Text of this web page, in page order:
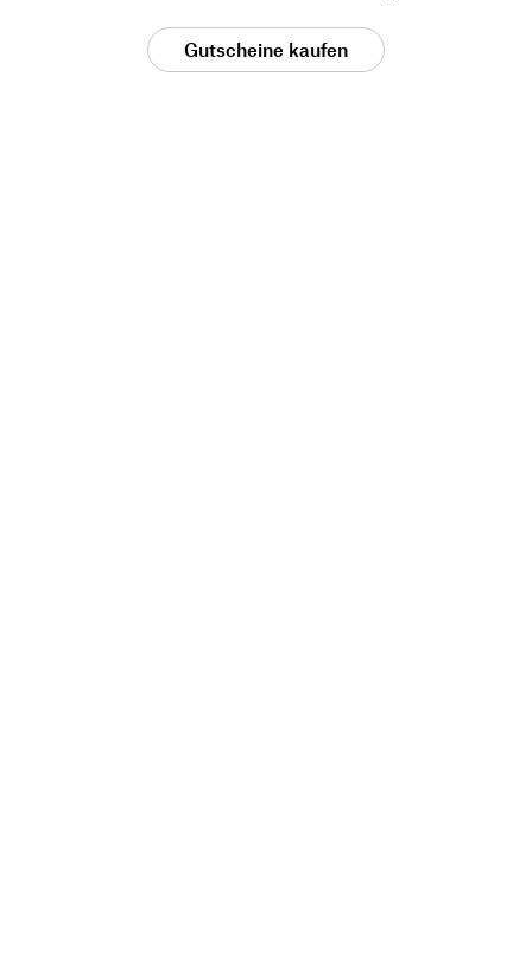
Gutscheine kaufen